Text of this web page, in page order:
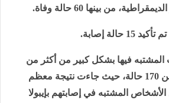
من بينها 60 حالة وفاة.
حالة إصابة.
المشتبه فيها بشكل كبير من أكثر من
1200 حالة إلى أقل من 170 حالة، حيث جاءت نتيجة معظم
الأشخاص المشتبه في إصابتهم بإيبولا